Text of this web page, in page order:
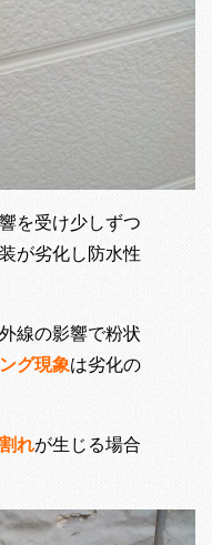
を受け少しずつ
が劣化し防水性
線の影響で粉状
グ現象は劣化の
れが生じる場合